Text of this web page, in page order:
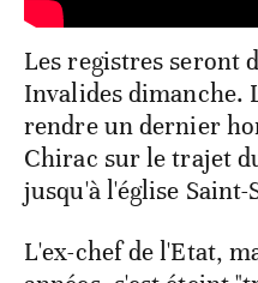
Les registres seront
Invalides dimanche.
rendre un dernier
Chirac sur le trajet
jusqu'à l'église Saint-
L'ex-chef de l'Etat,